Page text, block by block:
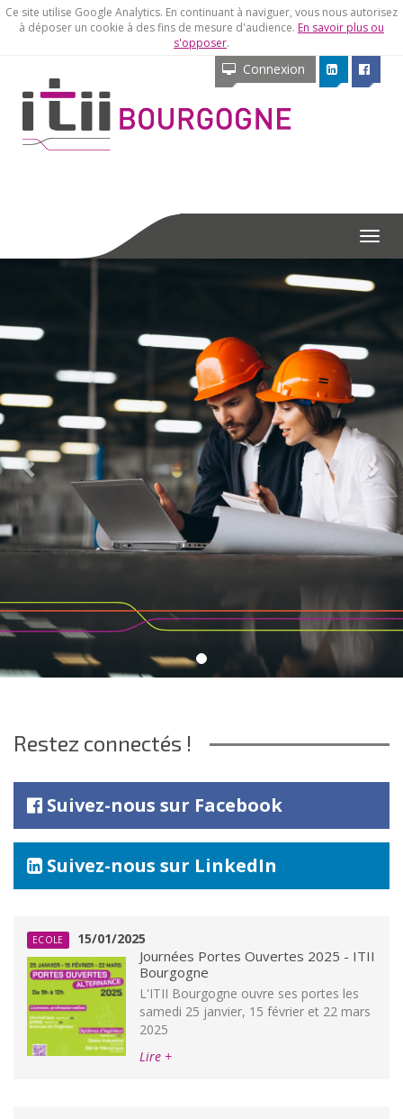
Ce site utilise Google Analytics. En continuant à naviguer, vous nous autorisez
à déposer un cookie à des fins de mesure d'audience. En savoir plus ou
s'opposer.
Connexion
Menu
Préc.
Restez connectés !
Suivez-nous sur Facebook
Suivez-nous sur LinkedIn
ECOLE 15/01/2025
Journées Portes Ouvertes 2025 - ITII
Bourgogne
L'ITII Bourgogne ouvre ses portes les
samedi 25 janvier, 15 février et 22 mars
2025
Lire +